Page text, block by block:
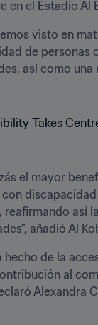
en el Estadio Al
visto en
de personas
así como
el mayor
reafirmando así
añadió Al
hecho de la
al
Alexandra